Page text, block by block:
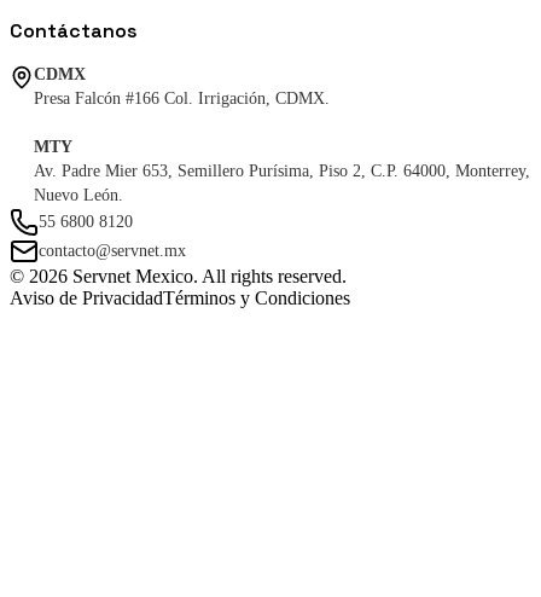
Contáctanos
CDMX
Presa Falcón #166 Col. Irrigación, CDMX.
MTY
Av. Padre Mier 653, Semillero Purísima, Piso 2, C.P. 64000, Monterrey,
Nuevo León.
55 6800 8120
contacto@servnet.mx
© 2026 Servnet Mexico. All rights reserved.
Aviso de PrivacidadTérminos y Condiciones